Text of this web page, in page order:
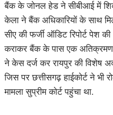
बैंक के जोनल हेड ने सीबीआई में
केला ने बैंक अधिकारियों के साथ
सीए की फर्जी ऑडिट रिपोर्ट पेश
कराकर बैंक के पास एक अतिक्रमण
ने केस दर्ज कर रायपुर की विशेष
जिस पर छत्तीसगढ़ हाईकोर्ट ने भी
मामला सुप्रीम कोर्ट पहुंचा था.